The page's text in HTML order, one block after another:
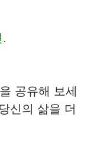
공유해 보세
신의 삶을 더